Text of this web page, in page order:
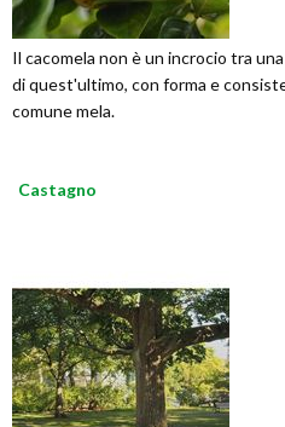
Il cacomela non è un incrocio tra
di quest'ultimo, con forma e
comune mela.
Castagno